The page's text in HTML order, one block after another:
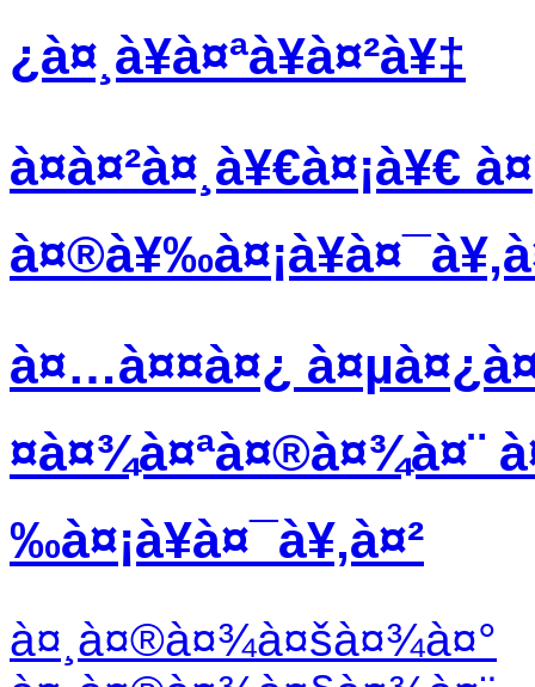
¿à¤¸à¥à¤ªà¥à¤²à¥‡
à¤à¤²à¤¸à¥€à¤¡à¥€
à¤…à¤¤à¤¿
¤à¤¾à¤ªà¤®à¤¾à¤¨
‰à¤¡à¥à¤¯à¥‚à¤²
à¤¸à¤®à¤¾à¤šà¤¾à¤°